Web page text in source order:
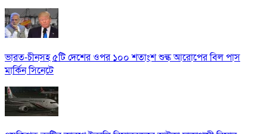
ভারত-চীনসহ ৫টি দেশের ওপর ১০০ শতাংশ শুল্ক আরোপের বিল পাস
মার্কিন সিনেটে